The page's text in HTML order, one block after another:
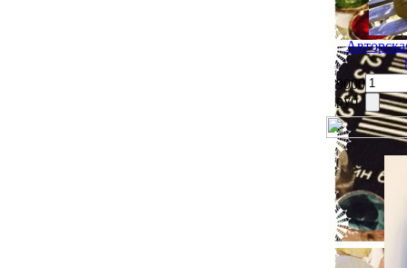
9000
руб